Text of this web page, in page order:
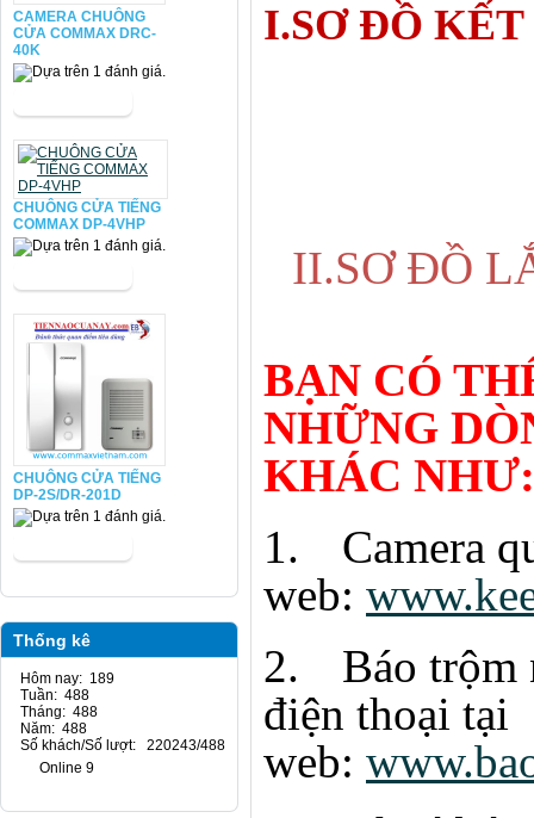
CAMERA CHUÔNG
CỬA COMMAX DRC-
40K
CHUÔNG CỬA TIẾNG
COMMAX DP-4VHP
CHUÔNG CỬA TIẾNG
DP-2S/DR-201D
Thống kê
Hôm nay: 189
Tuần: 488
Tháng: 488
Năm: 488
Số khách/Số lượt: 220243/488
Online 9
I.SƠ ĐỒ
II.SƠ ĐỒ
BẠN CÓ
NHỮNG
KHÁC NHƯ:
1.
Camera
web:
2.
Báo trộm
điện thoại tại
web: